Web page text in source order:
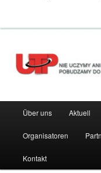
HauptmenüÜber uns Aktuell
Organisatoren
Kontakt